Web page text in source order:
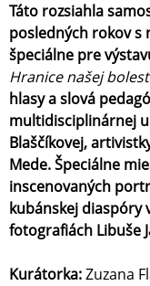
Táto rozsiahla
posledných rokov s
špeciálne pre
Hranice našej
hlasy a slová
multidisciplinárnej
Blaščíkovej,
Mede. Špeciálne
inscenovaných
kubánskej diaspóry
fotografiách Libuše
Kurátorka:Zuzana